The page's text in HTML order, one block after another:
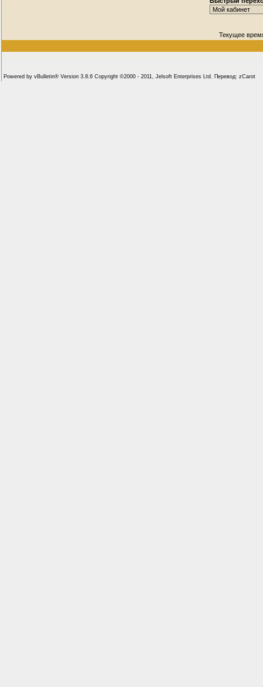
Текущее
Powered by vBulletin® Version 3.8.6 Copyright ©2000 - 2011, Jelsoft Enterprises Ltd. Перевод: zCarot